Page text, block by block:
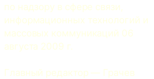
по надзору в сфере связи,
информационных технологий и
массовых коммуникаций 06
августа 2009 г.
Главный редактор — Грачев